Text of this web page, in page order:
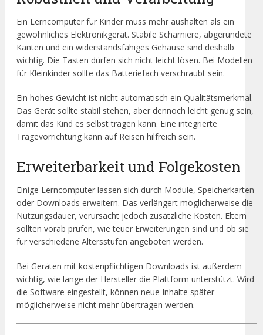
Ein Lerncomputer für Kinder muss mehr aushalten als ein
gewöhnliches Elektronikgerät. Stabile Scharniere, abgerundete
Kanten und ein widerstandsfähiges Gehäuse sind deshalb
wichtig. Die Tasten dürfen sich nicht leicht lösen. Bei Modellen
für Kleinkinder sollte das Batteriefach verschraubt sein.
Ein hohes Gewicht ist nicht automatisch ein Qualitätsmerkmal.
Das Gerät sollte stabil stehen, aber dennoch leicht genug sein,
damit das Kind es selbst tragen kann. Eine integrierte
Tragevorrichtung kann auf Reisen hilfreich sein.
Erweiterbarkeit und Folgekosten
Einige Lerncomputer lassen sich durch Module, Speicherkarten
oder Downloads erweitern. Das verlängert möglicherweise die
Nutzungsdauer, verursacht jedoch zusätzliche Kosten. Eltern
sollten vorab prüfen, wie teuer Erweiterungen sind und ob sie
für verschiedene Altersstufen angeboten werden.
Bei Geräten mit kostenpflichtigen Downloads ist außerdem
wichtig, wie lange der Hersteller die Plattform unterstützt. Wird
die Software eingestellt, können neue Inhalte später
möglicherweise nicht mehr übertragen werden.